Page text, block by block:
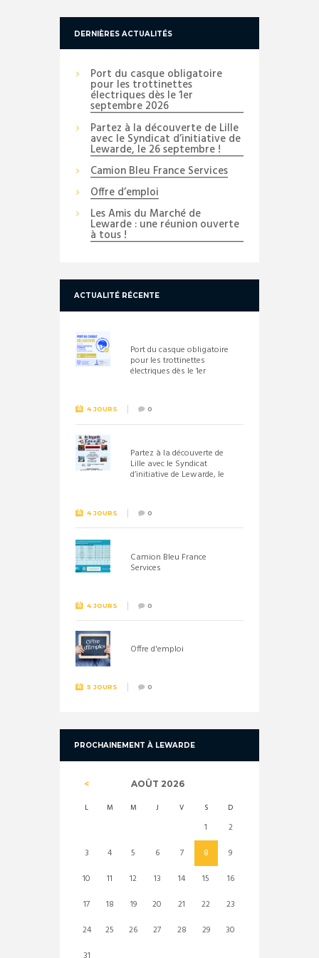
DERNIÈRES ACTUALITÉS
Port du casque obligatoire
pour les trottinettes
électriques dès le 1er
septembre 2026
Partez à la découverte de Lille
avec le Syndicat d’initiative de
Lewarde, le 26 septembre !
Camion Bleu France Services
Offre d’emploi
Les Amis du Marché de
Lewarde : une réunion ouverte
à tous !
ACTUALITÉ RÉCENTE
Port du casque obligatoire
pour les trottinettes
électriques dès le 1er
4 JOURS 0
Partez à la découverte de
Lille avec le Syndicat
d’initiative de Lewarde, le
4 JOURS 0
Camion Bleu France
Services
4 JOURS 0
Offre d'emploi
5 JOURS 0
PROCHAINEMENT À LEWARDE
AOÛT 2026
L M M J V S D
1
2
3
4 5 6 7 8
9
10
11 12 13 14 15
16
17
18 19 20 21 22
23
24
25 26 27 28 29
30